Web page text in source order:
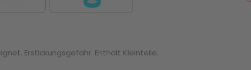
Erstickungsgefahr. Enthält Kleinteile.